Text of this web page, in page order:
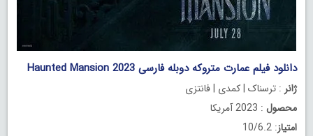
دانلود فیلم عمارت متروکه دوبله فارسی Haunted Mansion 2023
ژانر : ترسناک | کمدی | فانتزی
محصول : 2023 آمریکا
امتیاز: 10/6.2